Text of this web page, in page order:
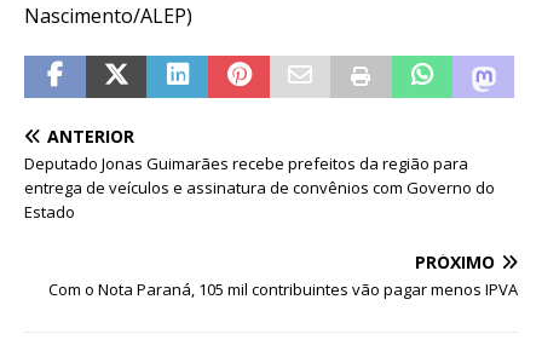
Nascimento/ALEP)
ANTERIOR
Deputado Jonas Guimarães recebe prefeitos da região para
entrega de veículos e assinatura de convênios com Governo do
Estado
PRÓXIMO
Com o Nota Paraná, 105 mil contribuintes vão pagar menos IPVA